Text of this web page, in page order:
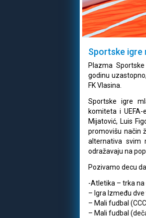
Sportske igre
Plazma
godinu
FK Vlasina.
Sportske igre
komiteta i
Mijatović, Luis
promovišu način
alternativa svim
odražavaju na
Pozivamo decu
-Atletika – trka na
– Igra Između
– Mali fudbal
– Mali fudbal